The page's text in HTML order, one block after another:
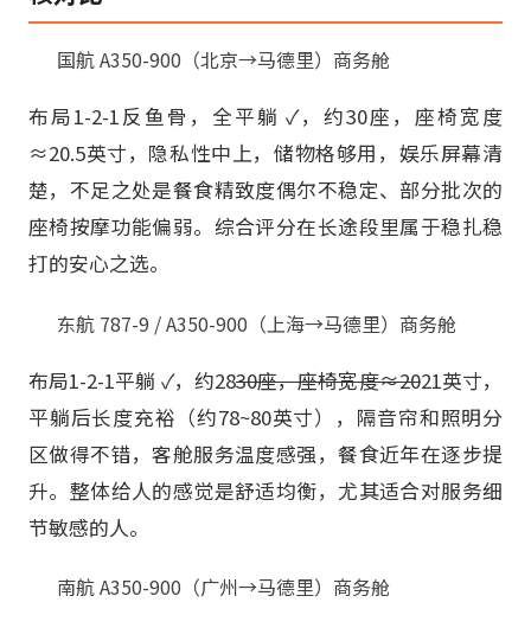
国航 A350-900（北京→马德里）商务舱
布局1-2-1反鱼骨，全平躺 ✓，约30座，座椅宽度
≈20.5英寸，隐私性中上，储物格够用，娱乐屏幕清
楚，不足之处是餐食精致度偶尔不稳定、部分批次的
座椅按摩功能偏弱。综合评分在长途段里属于稳扎稳
打的安心之选。
东航 787-9 / A350-900（上海→马德里）商务舱
布局1-2-1平躺 ✓，约2830座，座椅宽度≈2021英寸，
平躺后长度充裕（约78~80英寸），隔音帘和照明分
区做得不错，客舱服务温度感强，餐食近年在逐步提
升。整体给人的感觉是舒适均衡，尤其适合对服务细
节敏感的人。
南航 A350-900（广州→马德里）商务舱